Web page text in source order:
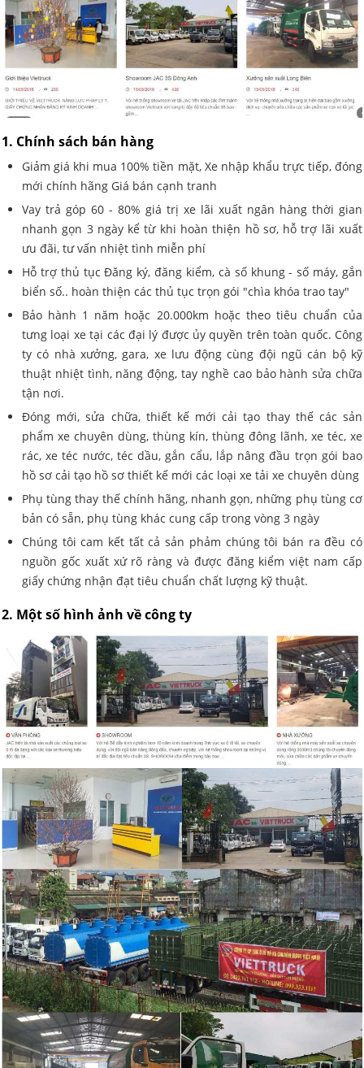
1. Chính sách bán hàng
Giảm giá khi mua 100% tiền mặt, Xe nhập khẩu trực tiếp, đóng
mới chính hãng Giá bán cạnh tranh
Vay trả góp 60 - 80% giá trị xe lãi xuất ngân hàng thời gian
nhanh gọn 3 ngày kể từ khi hoàn thiện hồ sơ, hỗ trợ lãi xuất
ưu đãi, tư vấn nhiệt tình miễn phí
Hỗ trợ thủ tục Đăng ký, đăng kiểm, cà số khung - số máy, gắn
biển số.. hoàn thiện các thủ tục trọn gói "chìa khóa trao tay"
Bảo hành 1 năm hoặc 20.000km hoặc theo tiêu chuẩn của
tưng loại xe tại các đại lý được ủy quyền trên toàn quốc. Công
ty có nhà xưởng, gara, xe lưu động cùng đội ngũ cán bộ kỹ
thuật nhiệt tình, năng động, tay nghề cao bảo hành sửa chữa
tận nơi.
Đóng mới, sửa chữa, thiết kế mới cải tạo thay thế các sản
phẩm xe chuyên dùng, thùng kín, thùng đông lãnh, xe téc, xe
rác, xe téc nước, téc dầu, gắn cẩu, lắp nâng đầu trọn gói bao
hồ sơ cải tạo hồ sơ thiết kế mới các loại xe tải xe chuyên dùng
Phụ tùng thay thế chính hãng, nhanh gọn, những phụ tùng cơ
bản có sẵn, phụ tùng khác cung cấp trong vòng 3 ngày
Chúng tôi cam kết tất cả sản phảm chúng tôi bán ra đều có
nguồn gốc xuất xứ rõ ràng và được đăng kiểm việt nam cấp
giấy chứng nhận đạt tiêu chuẩn chất lượng kỹ thuật.
2. Một số hình ảnh về công ty